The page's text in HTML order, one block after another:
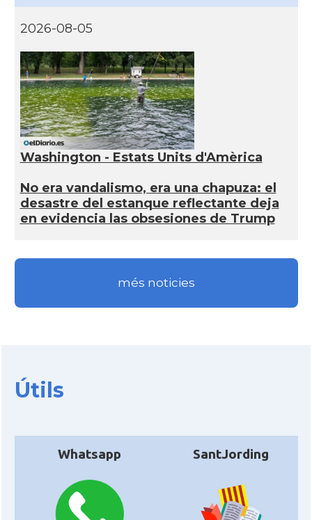
2026-08-05
Washington - Estats Units d'Amèrica
No era vandalismo, era una chapuza: el
desastre del estanque reflectante deja
en evidencia las obsesiones de Trump
més noticies
Útils
Whatsapp SantJording